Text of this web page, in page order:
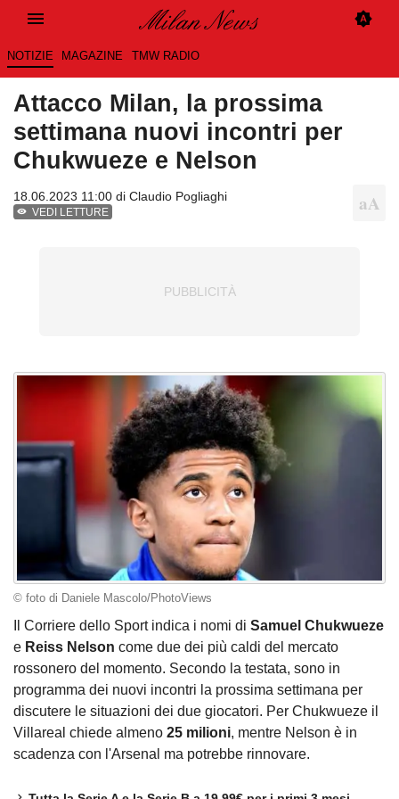
NOTIZIE MAGAZINE TMW RADIO
Attacco Milan, la prossima
settimana nuovi incontri per
Chukwueze e Nelson
18.06.2023 11:00 di Claudio Pogliaghi
VEDI LETTURE
© foto di Daniele Mascolo/PhotoViews
Il Corriere dello Sport indica i nomi di Samuel Chukwueze
e Reiss Nelson come due dei più caldi del mercato
rossonero del momento. Secondo la testata, sono in
programma dei nuovi incontri la prossima settimana per
discutere le situazioni dei due giocatori. Per Chukwueze il
Villareal chiede almeno 25 milioni, mentre Nelson è in
scadenza con l'Arsenal ma potrebbe rinnovare.